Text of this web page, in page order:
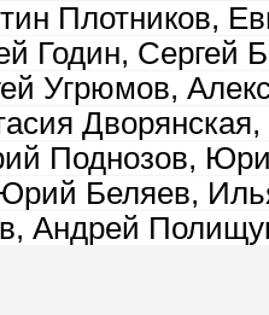
Плотников,
Годин, Сергей
Угрюмов,
Поднозов,
Беляев,
Андрей